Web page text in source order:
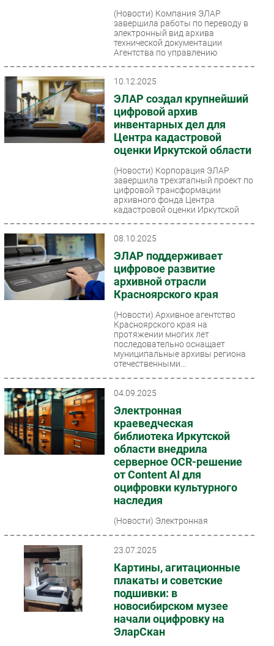
(Новости) Компания ЭЛАР
завершила работы по переводу в
электронный вид архива
технической документации
Агентства по управлению
10.12.2025
ЭЛАР создал крупнейший
цифровой архив
инвентарных дел для
Центра кадастровой
оценки Иркутской области
(Новости) Корпорация ЭЛАР
завершила трехэтапный проект по
цифровой трансформации
архивного фонда Центра
кадастровой оценки Иркутской
08.10.2025
ЭЛАР поддерживает
цифровое развитие
архивной отрасли
Красноярского края
(Новости) Архивное агентство
Красноярского края на
протяжении многих лет
последовательно оснащает
муниципальные архивы региона
отечественными...
04.09.2025
Электронная
краеведческая
библиотека Иркутской
области внедрила
серверное OCR-решение
от Content AI для
оцифровки культурного
наследия
(Новости) Электронная
Приангарья» внедрила серверное
от...
23.07.2025
Картины, агитационные
плакаты и советские
подшивки: в
новосибирском музее
начали оцифровку на
ЭларСкан